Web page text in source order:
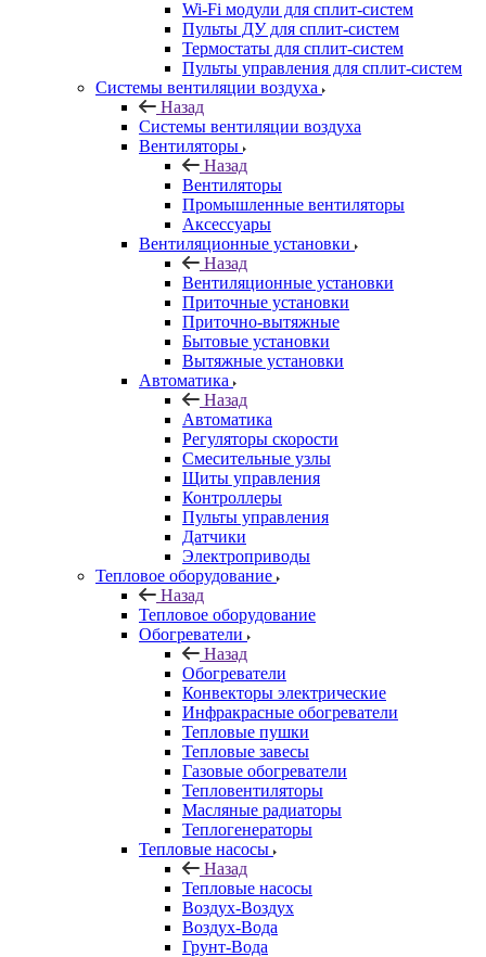
Wi-Fi модули для сплит-систем
Пульты ДУ для сплит-систем
Термостаты для сплит-систем
Пульты управления для сплит-систем
Системы вентиляции воздуха
Назад
Системы вентиляции воздуха
Вентиляторы
Назад
Вентиляторы
Промышленные вентиляторы
Аксессуары
Вентиляционные установки
Назад
Вентиляционные установки
Приточные установки
Приточно-вытяжные
Бытовые установки
Вытяжные установки
Автоматика
Назад
Автоматика
Регуляторы скорости
Смесительные узлы
Щиты управления
Контроллеры
Пульты управления
Датчики
Электроприводы
Тепловое оборудование
Назад
Тепловое оборудование
Обогреватели
Назад
Обогреватели
Конвекторы электрические
Инфракрасные обогреватели
Тепловые пушки
Тепловые завесы
Газовые обогреватели
Тепловентиляторы
Масляные радиаторы
Теплогенераторы
Тепловые насосы
Назад
Тепловые насосы
Воздух-Воздух
Воздух-Вода
Грунт-Вода